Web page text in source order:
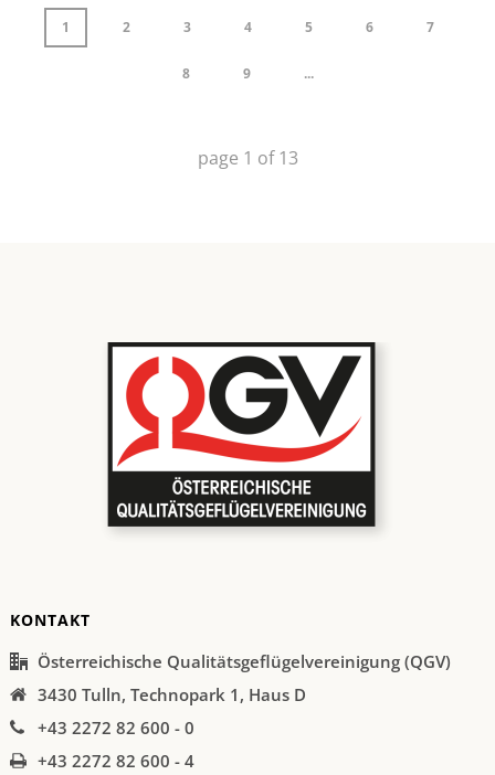
1 2 3 4 5 6 7
8 9 ...
page 1 of13
KONTAKT
Österreichische Qualitätsgeflügelvereinigung (QGV)
3430 Tulln, Technopark 1, Haus D
+43 2272 82 600 - 0
+43 2272 82 600 - 4